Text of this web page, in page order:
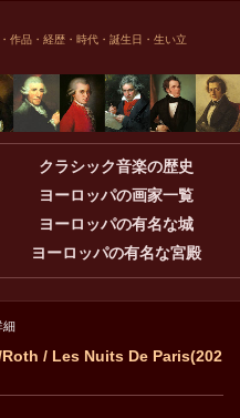
作品・経歴・時代・誕生日・生い立
クラシック音楽の歴史
ヨーロッパの画家一覧
ヨーロッパの有名な城
ヨーロッパの有名な宮殿
細
/ Les Nuits De Paris(202